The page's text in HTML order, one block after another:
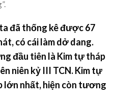
đã thống kê được 67
có cái làm dở dang.
đầu tiên là Kim tự tháp
niên kỷ III TCN. Kim tự
lớn nhất, hiện còn tương